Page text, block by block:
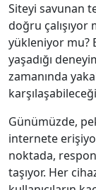
Siteyi savunan
doğru çalışıyor
yükleniyor mu?
yaşadığı
zamanında
Günümüzde,
internete
noktada,
taşıyor. Her